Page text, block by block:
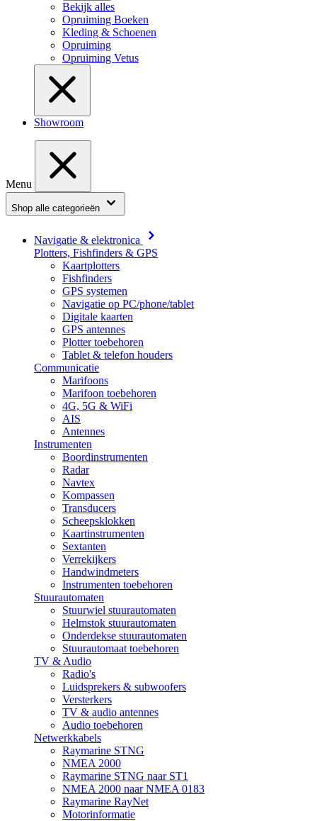
Bekijk alles
Opruiming Boeken
Kleding & Schoenen
Opruiming
Opruiming Vetus
Showroom
Menu
Shop alle categorieën
Navigatie & elektronica
Plotters, Fishfinders & GPS
Kaartplotters
Fishfinders
GPS systemen
Navigatie op PC/phone/tablet
Digitale kaarten
GPS antennes
Plotter toebehoren
Tablet & telefon houders
Communicatie
Marifoons
Marifoon toebehoren
4G, 5G & WiFi
AIS
Antennes
Instrumenten
Boordinstrumenten
Radar
Navtex
Kompassen
Transducers
Scheepsklokken
Kaartinstrumenten
Sextanten
Verrekijkers
Handwindmeters
Instrumenten toebehoren
Stuurautomaten
Stuurwiel stuurautomaten
Helmstok stuurautomaten
Onderdekse stuurautomaten
Stuurautomaat toebehoren
TV & Audio
Radio's
Luidsprekers & subwoofers
Versterkers
TV & audio antennes
Audio toebehoren
Netwerkkabels
Raymarine STNG
NMEA 2000
Raymarine STNG naar ST1
NMEA 2000 naar NMEA 0183
Raymarine RayNet
Motorinformatie